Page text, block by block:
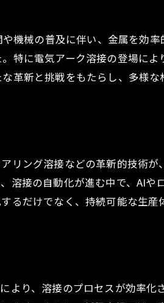
機械の普及に伴い、金属を効率
特に電気アーク溶接の登場によ
革新と挑戦をもたらし、多様な
リング溶接などの革新的技術が
溶接の自動化が進む中で、AIや
るだけでなく、持続可能な生産
より、溶接のプロセスが効率化